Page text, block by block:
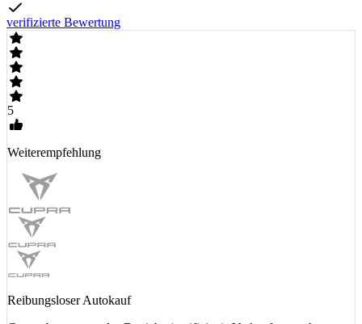
verifizierte Bewertung
5
Weiterempfehlung
Reibungsloser Autokauf